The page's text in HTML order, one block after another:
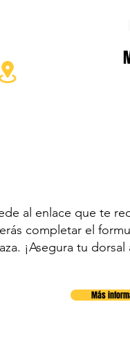
al enlace que te
completar el
¡Asegura tu
Más